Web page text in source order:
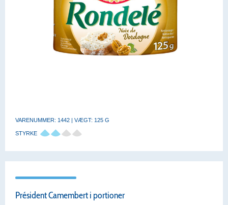
VARENUMMER: 1442 | VÆGT: 125 G
STYRKE
Président Camembert i portioner